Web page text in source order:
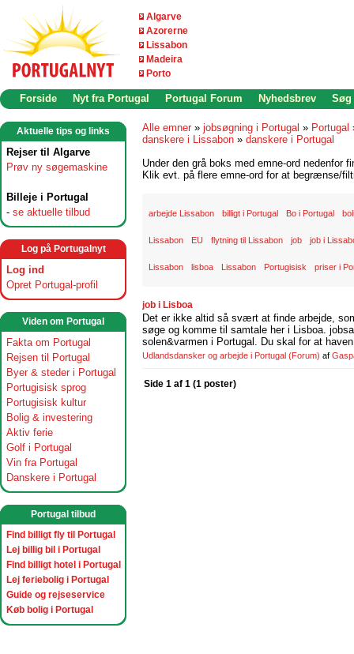
Algarve
Azorerne
Lissabon
Madeira
Porto
Forside Nyt fra Portugal Portugal Forum Nyhedsbrev Søg
Aktuelle tips og links
Rejser til Algarve
Prøv ny søgemaskine
Billeje i Portugal
- se aktuelle tilbud
Log på Portugalnyt
Log ind
Opret Portugal-profil
Viden om Portugal
Fakta om Portugal
Rejsen til Portugal
Byer & steder i Portugal
Portugisisk sprog
Portugisisk kultur
Bolig & investering
Aktiv ferie
Golf i Portugal
Vin fra Portugal
Danskere i Portugal
Portugal tilbud
Find billigt fly til Portugal
Lej billig bil i Portugal
Find billigt hotel i Portugal
Lej feriebolig i Portugal
Guide og rejseservice
Køb bolig i Portugal
Alle emner » jobsøgning i Portugal » Portugal
danskere i Lissabon » danskere i Portugal
Under den grå boks med emne-ord nedenfor
Klik evt. på flere emne-ord for at begrænse/
arbejde Lissabon billigt i Portugal Bo i Portugal
Lissabon EU flytning til Lissabon job job i
Lissabon lisboa Lissabon Portugisisk priser i
job i Lisboa
Det er ikke altid så svært at finde arbejde,
søge og komme til samtale her i Lisboa.
solen&varmen i Portugal. Du skal for at
Udlandsdansker og arbejde i Portugal (Forum) af
Side 1 af 1 (1 poster)